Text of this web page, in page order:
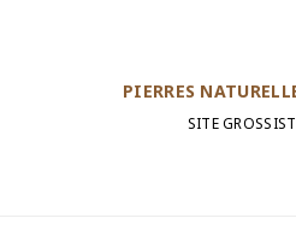
PIERRES
SITE